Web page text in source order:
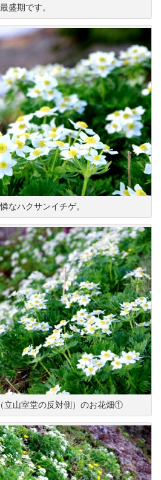
最盛期です。
なハクサンイチゲ。
立山室堂の反対側）のお花畑①